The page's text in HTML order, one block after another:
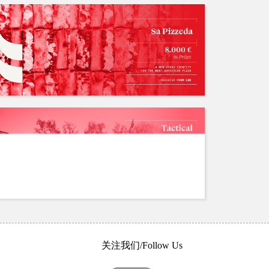
关注我们/Follow Us